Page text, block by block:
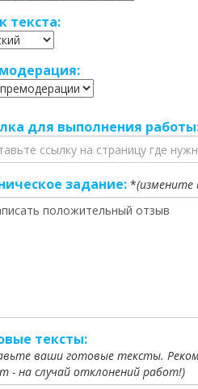
текста:
для выполнения
задание: *(измените
тексты:
ваши готовые тексты.
- на случай отклонений работ!)